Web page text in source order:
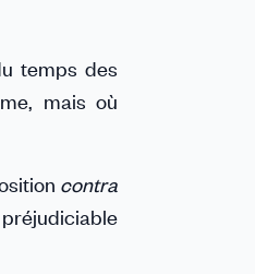
temps des
mais où
contra